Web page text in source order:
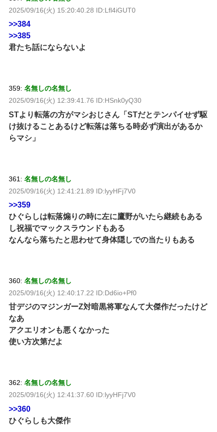
2025/09/16(火) 15:20:40.28 ID:Lfl4iGUT0
>>384
>>385
君たち話にならないよ
359: 名無しの名無し
2025/09/16(火) 12:39:41.76 ID:HSnk0yQ30
STより転落の方がマシおじさん「STだとテンパイせず駆
け抜けることあるけど転落は落ちる時必ず演出があるか
らマシ」
361: 名無しの名無し
2025/09/16(火) 12:41:21.89 ID:lyyHFj7V0
>>359
ひぐらしは転落煽りの時に左に鷹野がいたら継続もある
し祝福でマックスラウンドもある
なんなら落ちたと思わせて身体隠しでの当たりもある
360: 名無しの名無し
2025/09/16(火) 12:40:17.22 ID:Dd6io+Pf0
甘デジのマジンガーZ対暗黒将軍なんて大傑作だったけど
なあ
アクエリオンも悪くなかった
使い方次第だよ
362: 名無しの名無し
2025/09/16(火) 12:41:37.60 ID:lyyHFj7V0
>>360
ひぐらしも大傑作